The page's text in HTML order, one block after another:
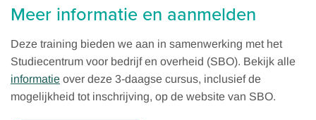
Meer informatie en aanmelden
Deze training bieden we aan in samenwerking met het
Studiecentrum voor bedrijf en overheid (SBO). Bekijk alle
informatie over deze 3-daagse cursus, inclusief de
mogelijkheid tot inschrijving, op de website van SBO.